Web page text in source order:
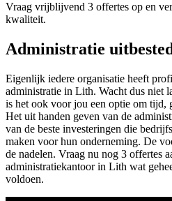
Vraag vrijblijvend 3 offertes op en
kwaliteit.
Administratie
Eigenlijk iedere organisatie heeft
administratie in Lith. Wacht dus niet
is het ook voor jou een optie om tijd,
Het uit handen geven van de
van de beste investeringen die
maken voor hun onderneming. De
de nadelen. Vraag nu nog 3 offertes
administratiekantoor in Lith wat
voldoen.